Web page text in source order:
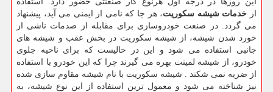
از خدمات شیشه سکوریت، هر جا که نامی از ایمنی می آید، پیشنهاد
می گردد. در صنعت خودروسازی برای مقابله از صدمات ناشی از
خورد شدن شیشه، از شیشه سکوریت در بخش عقب و شیشه های
جانبی استفاده می شود و این در حالیست که برای ناحیه جلوی
خودرو، از شیشه لمینت بهره می گیرند چرا که این خودرو با استفاده
از ضربه نمی شکند . شیشه سکوریت با نام شیشه مقاوم سازی شده
نیز شناخته می شود و معمول ترین استفاده از این نوع شیشه، به